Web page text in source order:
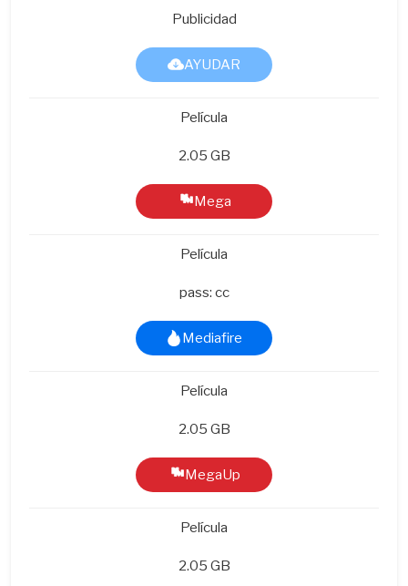
Publicidad
AYUDAR
Película
2.05 GB
Mega
Película
pass: cc
Mediafire
Película
2.05 GB
MegaUp
Película
2.05 GB